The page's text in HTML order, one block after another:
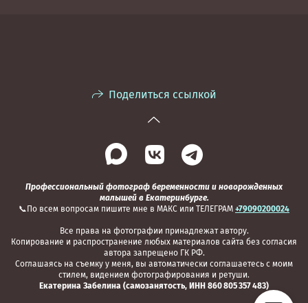
Поделиться ссылкой
Профессиональный фотограф беременности и новорожденных
малышей в Екатеринбурге.
📞По всем вопросам пишите мне в МАКС или ТЕЛЕГРАМ +79090200024
Все права на фотографии принадлежат автору.
Копирование и распространение любых материалов сайта без согласия
автора запрещено ГК РФ.
Соглашаясь на съемку у меня, вы автоматически соглашаетесь с моим
стилем, видением фотографирования и ретуши.
Екатерина Забелина (самозанятость, ИНН 860 805 357 483)